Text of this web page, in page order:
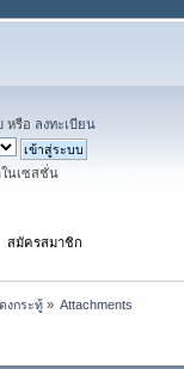
หรือ ลงทะเบียน
ในเซสชั่น
สมัครสมาชิก
งกระทู้» Attachments